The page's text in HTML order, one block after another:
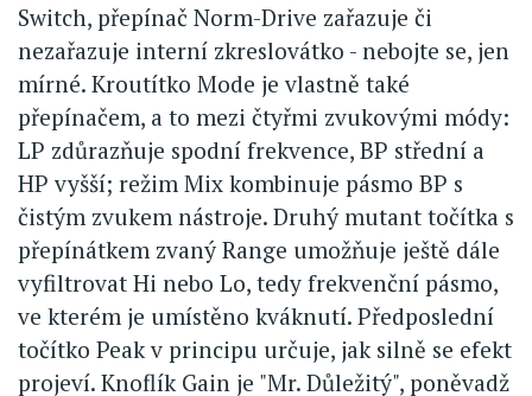
Switch, přepínač Norm-Drive zařazuje či
nezařazuje interní zkreslovátko - nebojte se, jen
mírné. Kroutítko Mode je vlastně také
přepínačem, a to mezi čtyřmi zvukovými módy:
LP zdůrazňuje spodní frekvence, BP střední a
HP vyšší; režim Mix kombinuje pásmo BP s
čistým zvukem nástroje. Druhý mutant točítka s
přepínátkem zvaný Range umožňuje ještě dále
vyfiltrovat Hi nebo Lo, tedy frekvenční pásmo,
ve kterém je umístěno kváknutí. Předposlední
točítko Peak v principu určuje, jak silně se efekt
projeví. Knoflík Gain je "Mr. Důležitý", poněvadž